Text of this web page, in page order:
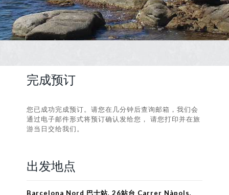
完成预订
您已成功完成预订。请您在几分钟后查询邮箱，我们会
通过电子邮件形式将预订确认发给您， 请您打印并在旅
游当日交给我们。
出发地点
Barcelona Nord 巴士站, 26站台 Carrer Nàpols,